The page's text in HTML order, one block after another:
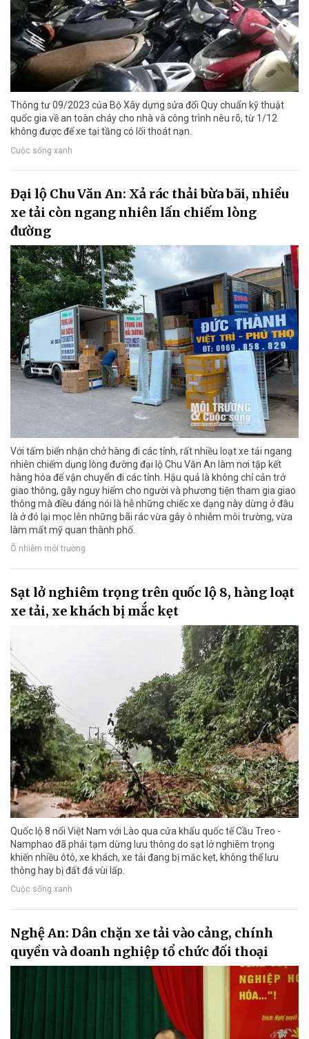
Thông tư 09/2023 của Bộ Xây dựng sửa đổi Quy chuẩn kỹ thuật
quốc gia về an toàn cháy cho nhà và công trình nêu rõ, từ 1/12
không được để xe tại tầng có lối thoát nạn.
Cuộc sống xanh
Đại lộ Chu Văn An: Xả rác thải bừa bãi, nhiều
xe tải còn ngang nhiên lấn chiếm lòng
đường
Với tấm biển nhận chở hàng đi các tỉnh, rất nhiều loạt xe tải ngang
nhiên chiếm dụng lòng đường đại lộ Chu Văn An làm nơi tập kết
hàng hóa để vận chuyển đi các tỉnh. Hậu quả là không chỉ cản trở
giao thông, gây nguy hiểm cho người và phương tiện tham gia giao
thông mà điều đáng nói là hễ những chiếc xe dạng này dừng ở đâu
là ở đó lại mọc lên những bãi rác vừa gây ô nhiễm môi trường, vừa
làm mất mỹ quan thành phố.
Ô nhiễm môi trường
Sạt lở nghiêm trọng trên quốc lộ 8, hàng loạt
xe tải, xe khách bị mắc kẹt
Quốc lộ 8 nối Việt Nam với Lào qua cửa khẩu quốc tế Cầu Treo -
Namphao đã phải tạm dừng lưu thông do sạt lở nghiêm trọng
khiến nhiều ôtô, xe khách, xe tải đang bị mắc kẹt, không thể lưu
thông hay bị đất đá vùi lấp.
Cuộc sống xanh
Nghệ An: Dân chặn xe tải vào cảng, chính
quyền và doanh nghiệp tổ chức đối thoại